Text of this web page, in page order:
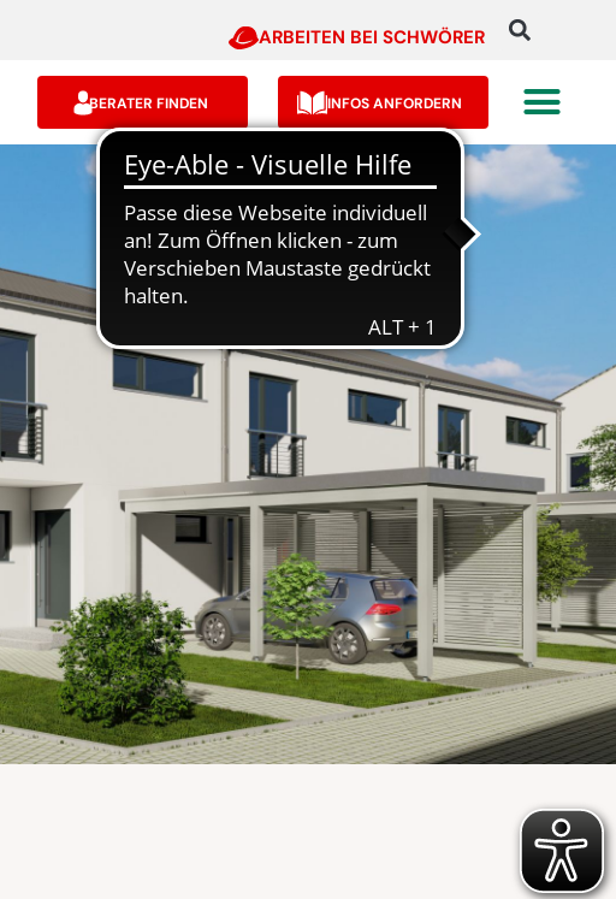
ARBEITEN BEI SCHWÖRER
BERATER FINDEN INFOS ANFORDERN